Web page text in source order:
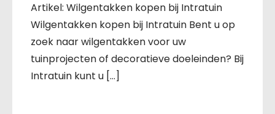
Artikel: Wilgentakken kopen bij Intratuin
Wilgentakken kopen bij Intratuin Bent u op
zoek naar wilgentakken voor uw
tuinprojecten of decoratieve doeleinden? Bij
Intratuin kunt u […]